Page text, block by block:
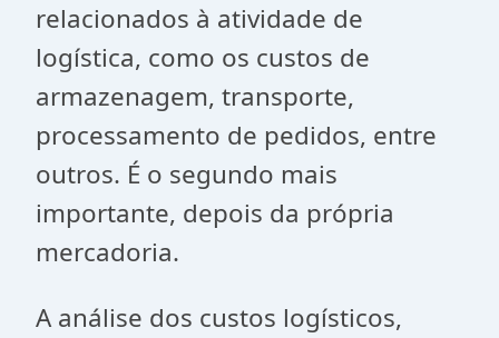
relacionados à atividade de
logística, como os custos de
armazenagem, transporte,
processamento de pedidos, entre
outros. É o segundo mais
importante, depois da própria
mercadoria.
A análise dos custos logísticos,